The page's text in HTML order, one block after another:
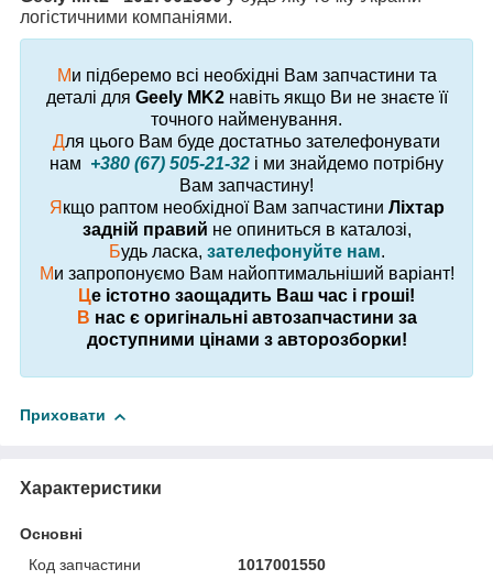
логістичними компаніями.
Ми підберемо всі необхідні Вам запчастини та
деталі для Geely MK2навіть якщо Ви не знаєте її
точного найменування.
Для цього Вам буде достатньо зателефонувати
нам +380 (67) 505-21-32 і ми знайдемо потрібну
Вам запчастину!
Я кщо раптом необхідної Вам запчастини Ліхтар
задній правий не опиниться в каталозі,
Будь ласка, зателефонуйте нам.
Ми запропонуємо Вам найоптимальніший варіант!
Це істотно заощадить Ваш час і гроші!
В нас є оригінальні автозапчастини за
доступними цінами з авторозборки!
Приховати
Характеристики
Основні
Код запчастини
1017001550